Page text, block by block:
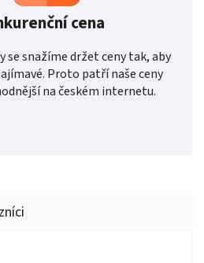
cena
se snažíme držet ceny tak, aby
Proto patří naše ceny
na českém internetu.